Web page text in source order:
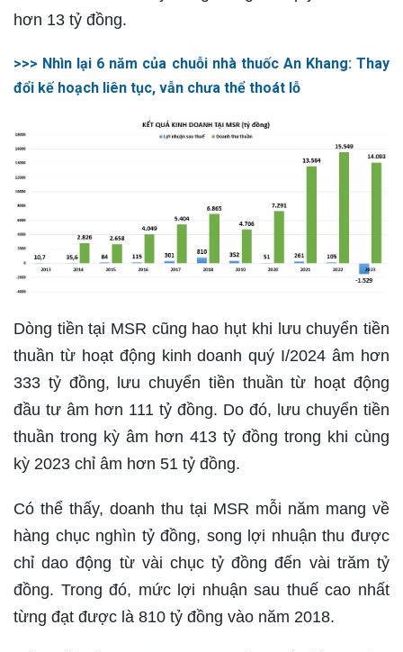
hơn 13 tỷ đồng.
>>> Nhìn lại 6 năm của chuỗi nhà thuốc An Khang: Thay
đổi kế hoạch liên tục, vẫn chưa thể thoát lỗ
Dòng tiền tại MSR cũng hao hụt khi lưu chuyển tiền
thuần từ hoạt động kinh doanh quý I/2024 âm hơn
333 tỷ đồng, lưu chuyển tiền thuần từ hoạt động
đầu tư âm hơn 111 tỷ đồng. Do đó, lưu chuyển tiền
thuần trong kỳ âm hơn 413 tỷ đồng trong khi cùng
kỳ 2023 chỉ âm hơn 51 tỷ đồng.
Có thể thấy, doanh thu tại MSR mỗi năm mang về
hàng chục nghìn tỷ đồng, song lợi nhuận thu được
chỉ dao động từ vài chục tỷ đồng đến vài trăm tỷ
đồng. Trong đó, mức lợi nhuận sau thuế cao nhất
từng đạt được là 810 tỷ đồng vào năm 2018.